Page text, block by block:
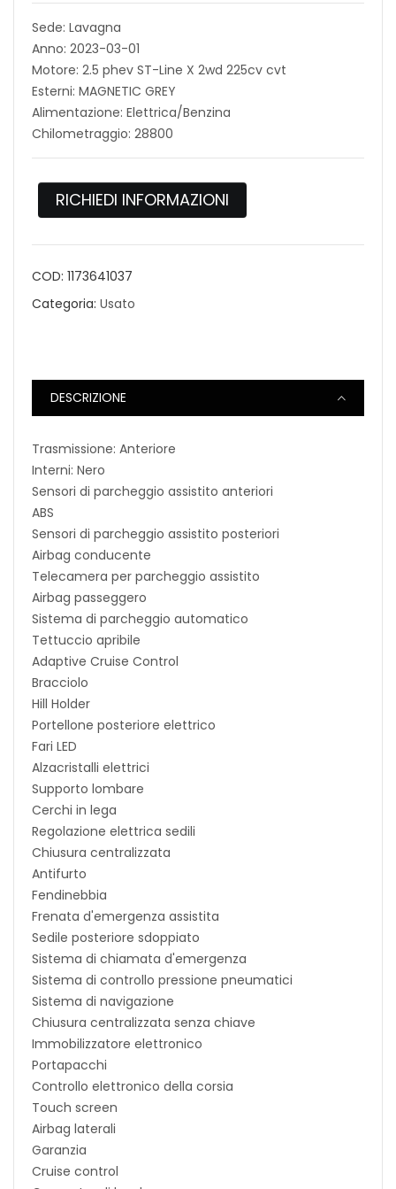
Sede: Lavagna
Anno: 2023-03-01
Motore: 2.5 phev ST-Line X 2wd 225cv cvt
Esterni: MAGNETIC GREY
Alimentazione: Elettrica/Benzina
Chilometraggio: 28800
RICHIEDI INFORMAZIONI
COD: 1173641037
Categoria: Usato
DESCRIZIONE
Trasmissione: Anteriore
Interni: Nero
Sensori di parcheggio assistito anteriori
ABS
Sensori di parcheggio assistito posteriori
Airbag conducente
Telecamera per parcheggio assistito
Airbag passeggero
Sistema di parcheggio automatico
Tettuccio apribile
Adaptive Cruise Control
Bracciolo
Hill Holder
Portellone posteriore elettrico
Fari LED
Alzacristalli elettrici
Supporto lombare
Cerchi in lega
Regolazione elettrica sedili
Chiusura centralizzata
Antifurto
Fendinebbia
Frenata d'emergenza assistita
Sedile posteriore sdoppiato
Sistema di chiamata d'emergenza
Sistema di controllo pressione pneumatici
Sistema di navigazione
Chiusura centralizzata senza chiave
Immobilizzatore elettronico
Portapacchi
Controllo elettronico della corsia
Touch screen
Airbag laterali
Garanzia
Cruise control